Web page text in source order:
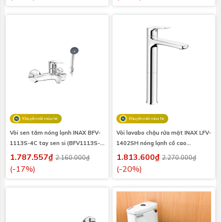
Khuyến mãi mùa hè
Vòi sen tắm nóng lạnh INAX BFV-
1113S-4C tay sen si (BFV1113S-
4C tay sen si)
1.787.557₫ 2.160.000₫
(-17%)
Khuyến mãi mùa hè
Vòi lavabo chậu rửa mặt INAX LFV-
1402SH nóng lạnh cổ cao
(LFV1402SH)
1.813.600₫ 2.270.000₫
(-20%)